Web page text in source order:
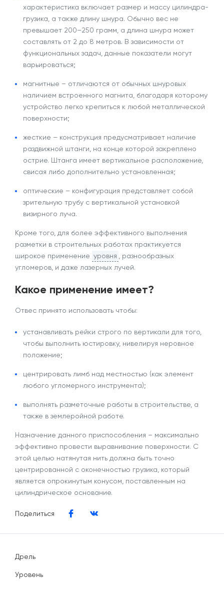
характеристика включает размер и массу цилиндра-
грузика, а также длину шнура. Обычно вес не
превышает 200–250 грамм, а длина шнура может
составлять от 2 до 8 метров. В зависимости от
функциональных задач, данные показатели могут
варьироваться;
магнитные – отличаются от обычных шнуровых
наличием встроенного магнита, благодаря которому
устройство легко крепиться к любой металлической
поверхности;
жесткие – конструкция предусматривает наличие
раздвижной штанги, на конце которой закреплено
острие. Штанга имеет вертикальное расположение,
свисая либо дополнительно установленная;
оптические – конфигурация представляет собой
зрительную трубу с вертикальной установкой
визирного луча.
Кроме того, для более эффективного выполнения
разметки в строительных работах практикуется
широкое применение уровня
, разнообразных
угломеров, и даже лазерных лучей.
Какое применение имеет?
Отвес принято использовать чтобы:
устанавливать рейки строго по вертикали для того,
чтобы выполнить юстировку, нивелируя неровное
положение;
центрировать лимб над местностью (как элемент
любого угломерного инструмента);
выполнять разметочные работы в строительстве, а
также в землеройной работе.
Назначение данного приспособления – максимально
эффективно провести выравнивание поверхности. С
этой целью натянутая нить должна быть точно
центрированной с оконечностью грузика, который
является опрокинутым конусом, поставленным на
цилиндрическое основание.
Поделиться
Дрель
Уровень